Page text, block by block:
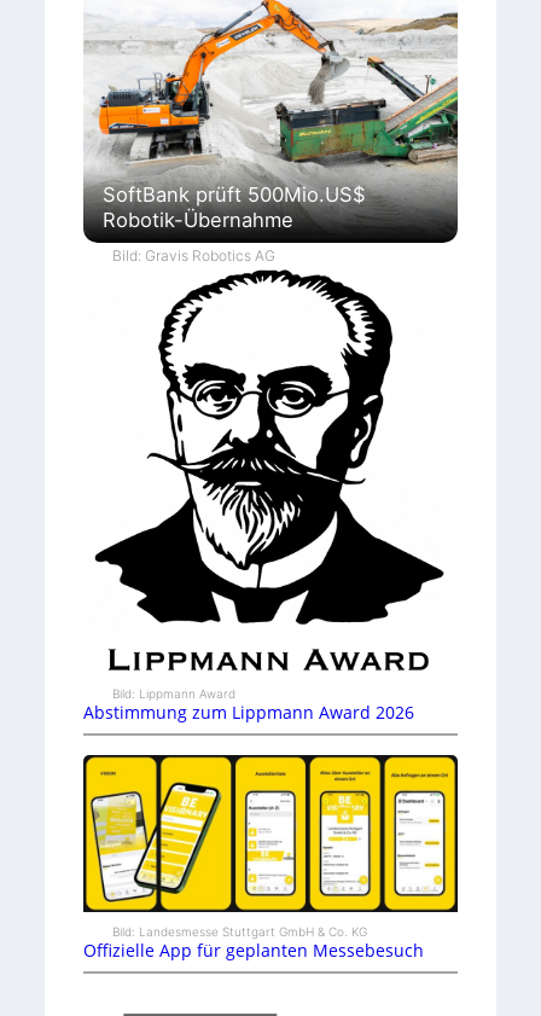
SoftBank prüft 500Mio.US$
Robotik-Übernahme
Bild: Gravis Robotics AG
Bild: Lippmann Award
Abstimmung zum Lippmann Award 2026
Bild: Landesmesse Stuttgart GmbH & Co. KG
Offizielle App für geplanten Messebesuch